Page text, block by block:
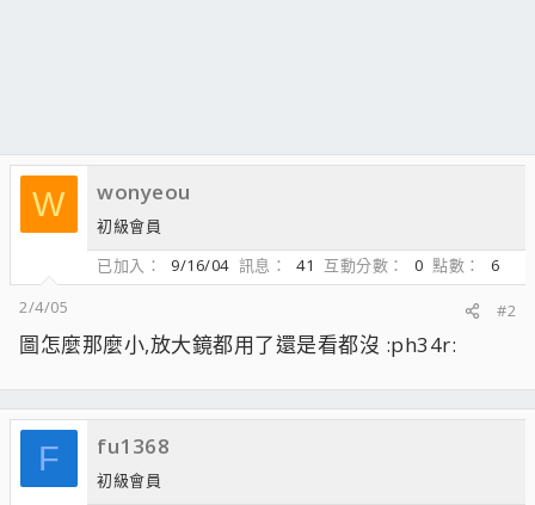
W wonyeou
初級會員
已加入
9/16/04 訊息 41 互動分數 0 點數
6
2/4/05
#2
圖怎麼那麼小,放大鏡都用了還是看都沒 :ph34r:
F fu1368
初級會員